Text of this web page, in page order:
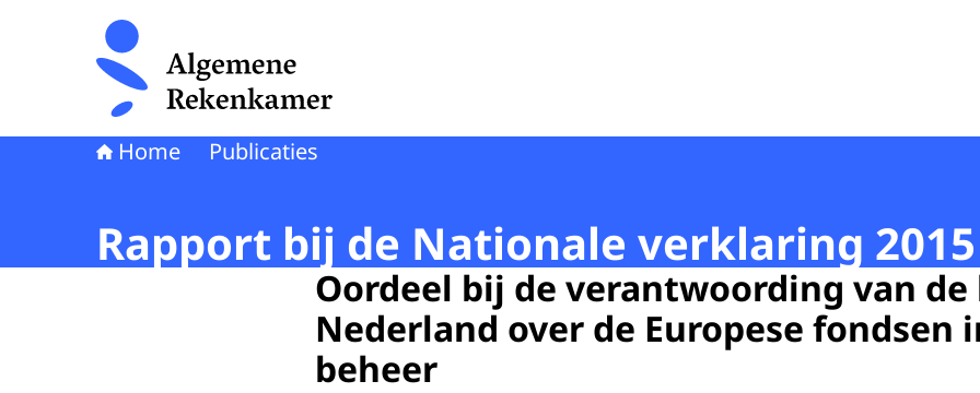
Naar de homepage van Algemene Rekenkamer
Home Publicaties
Rapport bij de Nationale verklaring 2015
Oordeel bij de verantwoording van
Nederland over de Europese fondsen
beheer